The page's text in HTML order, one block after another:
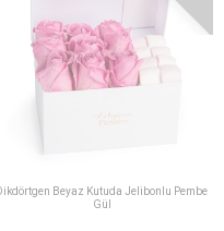
Beyaz Kutuda Jelibonlu Pembe
Gül